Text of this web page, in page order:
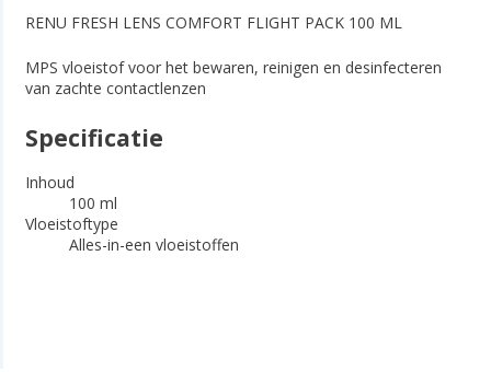
RENU FRESH LENS COMFORT FLIGHT PACK 100 ML
MPS vloeistof voor het bewaren, reinigen en desinfecteren
van zachte contactlenzen
Specificatie
Inhoud
100 ml
Vloeistoftype
Alles-in-een vloeistoffen